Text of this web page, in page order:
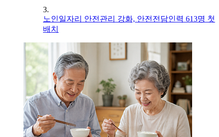
3.
노인일자리 안전관리 강화, 안전전담인력 613명 첫
배치